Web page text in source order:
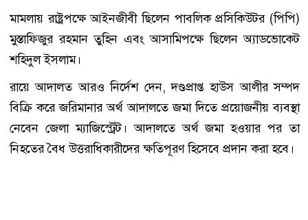
মামলায় রাষ্ট্রপক্ষে আইনজীবী ছিলেন পাবলিক প্রসিকিউটর (পিপি)
মুস্তাফিজুর রহমান তুহিন এবং আসামিপক্ষে ছিলেন অ্যাডভোকেট
শহিদুল ইসলাম।
রায়ে আদালত আরও নির্দেশ দেন, দণ্ডপ্রাপ্ত হাউস আলীর সম্পদ
বিক্রি করে জরিমানার অর্থ আদালতে জমা দিতে প্রয়োজনীয় ব্যবস্থা
নেবেন জেলা ম্যাজিস্ট্রেট। আদালতে অর্থ জমা হওয়ার পর তা
নিহতের বৈধ উত্তরাধিকারীদের ক্ষতিপূরণ হিসেবে প্রদান করা হবে।